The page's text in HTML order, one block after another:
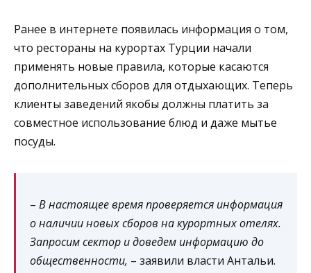
Ранее в интернете появилась информация о том,
что рестораны на курортах Турции начали
применять новые правила, которые касаются
дополнительных сборов для отдыхающих. Теперь
клиенты заведений якобы должны платить за
совместное использование блюд и даже мытье
посуды.
– В настоящее время проверяется информация
о наличии новых сборов на курортных отелях.
Запросим сектор и доведем информацию до
общественности, – заявили власти Антальи.